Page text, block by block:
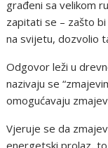
građeni sa velikom
zapitati se – zašto
na svijetu, dozvolio
Odgovor leži u
nazivaju se
omogućavaju
Vjeruje se da
energetski prolaz,